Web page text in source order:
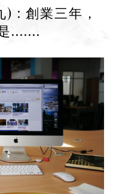
: 創業三年，
.......